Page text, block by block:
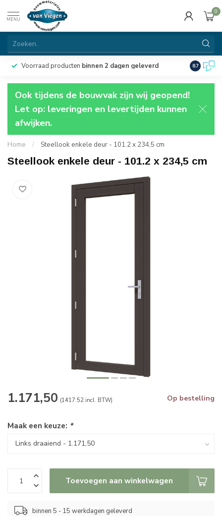
MENU
0
Voorraad producten binnen 2 dagen geleverd 8.7
Ook tijdens de bouwvak zijn wij geopend!
Let op: leveringen en levertijden kunnen
afwijken.
Home / Steellook enkele deur - 101.2 x 234,5 cm
Steellook enkele deur - 101.2 x 234,5 cm
1.171,50 (1417.52 incl. BTW) Op bestelling
Maak een keuze: *
Toevoegen aan winkelwagen
binnen 5 - 15 werkdagen geleverd